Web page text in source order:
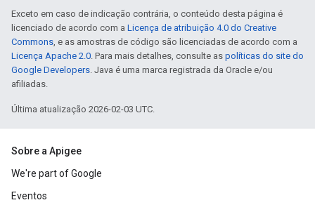
Exceto em caso de indicação contrária, o conteúdo desta página é
licenciado de acordo com a Licença de atribuição 4.0 do Creative
Commons, e as amostras de código são licenciadas de acordo com a
Licença Apache 2.0. Para mais detalhes, consulte as políticas do site do
Google Developers. Java é uma marca registrada da Oracle e/ou
afiliadas.
Última atualização 2026-02-03 UTC.
Sobre a Apigee
We're part of Google
Eventos